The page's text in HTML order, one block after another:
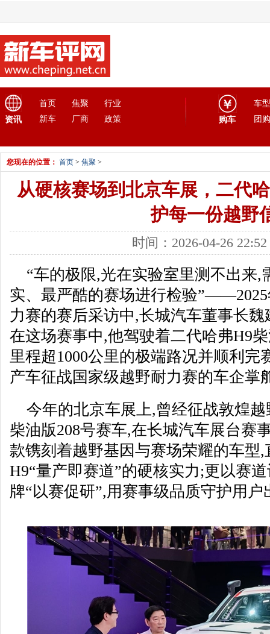
资讯
首页 焦聚
行业
新车
厂商 政策 购车
车型
团购
您现在的位置： 首页 > 焦聚 >
从硬核赛场到北京车展，二代
护每一份越野
时间：2026-04-26
“车的极限,光在实验室里测不出来,
实、最严酷的赛场进行检验
力赛的赛后采访中,长城汽车董事长
在这场赛事中,他驾驶着二代哈弗H9
里程超1000公里的极端路况并顺利完
产车征战国家级越野耐力赛的车企掌
今年的北京车展上,曾经征战敦煌
柴油版208号赛车,在长城汽车展台赛
款镌刻着越野基因与赛场荣耀的车型
H9“量产即赛道”的硬核实力;更以赛
牌“以赛促研”,用赛事级品质守护用